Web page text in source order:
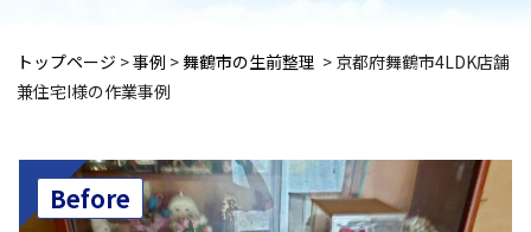
トップページ >事例 > 舞鶴市の生前整理 > 京都府舞鶴市4LDK店舗
兼住宅I様の作業事例
Before